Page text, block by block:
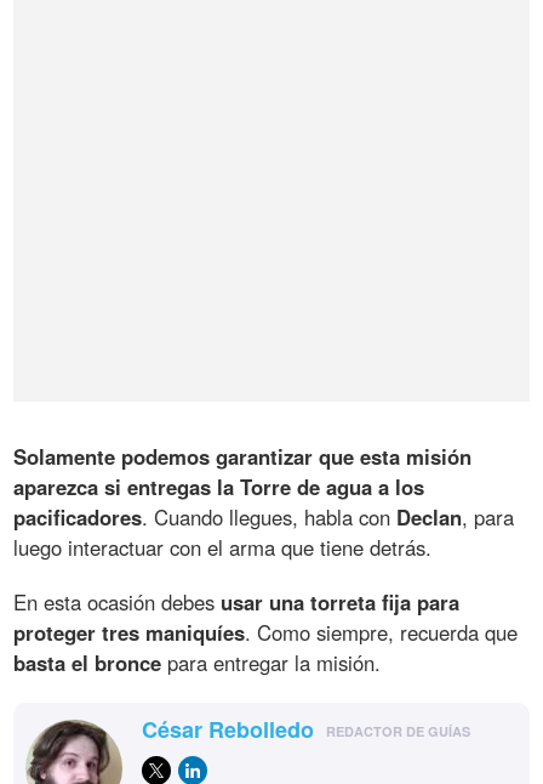
Solamente podemos garantizar que esta misión
aparezca si entregas la Torre de agua a los
pacificadores. Cuando llegues, habla con Declan, para
luego interactuar con el arma que tiene detrás.
En esta ocasión debes usar una torreta fija para
proteger tres maniquíes. Como siempre, recuerda que
basta el bronce para entregar la misión.
César Rebolledo REDACTOR DE GUÍAS